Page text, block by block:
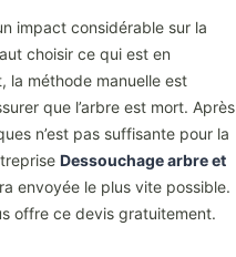
impact considérable sur la
choisir ce qui est en
la méthode manuelle est
que l’arbre est mort. Après
n’est pas suffisante pour la
Dessouchage arbre et
envoyée le plus vite possible.
offre ce devis gratuitement.